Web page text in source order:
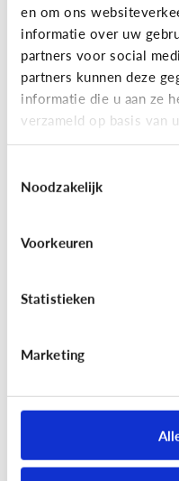
en om ons
informatie over uw
partners voor social
partners kunnen deze
informatie die u aan ze
verzameld op basis van
Noodzakelijk
Voorkeuren
Statistieken
Marketing
Techniek en toekomst
Wat je moet
[Klik & Print]
moet ik op